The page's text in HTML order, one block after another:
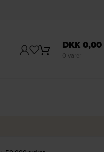
0 varer
DKK0,00